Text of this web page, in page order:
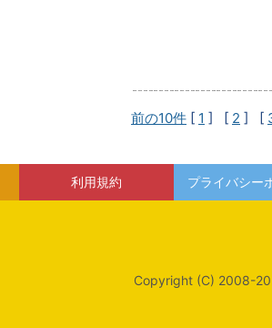
前の10件 [ 1 ] [ 2 ] [
利用規約 プライバシー
Copyright (C) 2008-